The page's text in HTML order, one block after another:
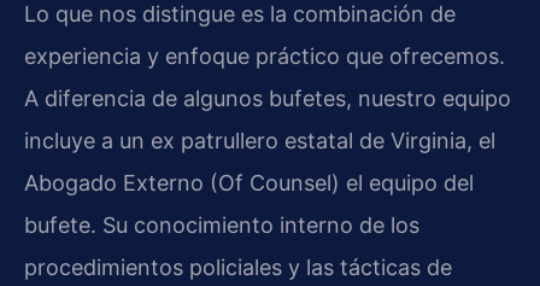
Lo que nos distingue es la combinación de
experiencia y enfoque práctico que ofrecemos.
A diferencia de algunos bufetes, nuestro equipo
incluye a un ex patrullero estatal de Virginia, el
Abogado Externo (Of Counsel) el equipo del
bufete. Su conocimiento interno de los
procedimientos policiales y las tácticas de